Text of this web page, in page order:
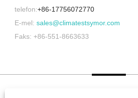
telefon:+86-17756072770
E-mel: sales@climatestsymor.com
Faks: +86-551-8663633